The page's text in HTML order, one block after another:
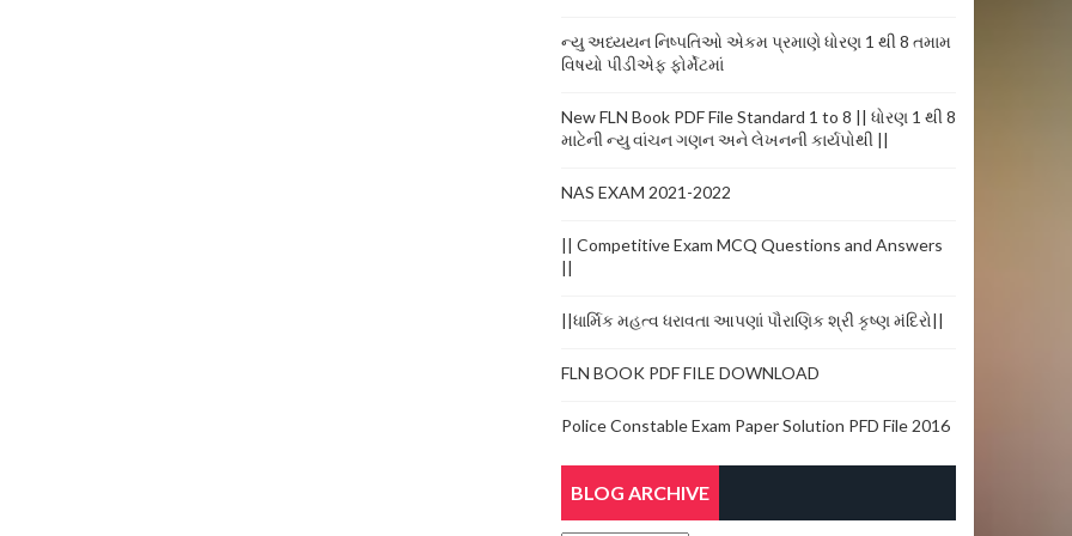
ન્યુ અધ્યયન નિષ્પતિઓ એકમ પ્રમાણે ધોરણ 1 થી 8 તમામ
વિષયો પીડીએફ ફોર્મેટમાં
New FLN Book PDF File Standard 1 to 8 || ધોરણ 1 થી 8
માટેની ન્યુ વાંચન ગણન અને લેખનની કાર્યપોથી ||
NAS EXAM 2021-2022
|| Competitive Exam MCQ Questions and Answers
||
||ધાર્મિક મહત્વ ધરાવતા આપણાં પૌરાણિક શ્રી કૃષ્ણ મંદિરો||
FLN BOOK PDF FILE DOWNLOAD
Police Constable Exam Paper Solution PFD File 2016
BLOG ARCHIVE